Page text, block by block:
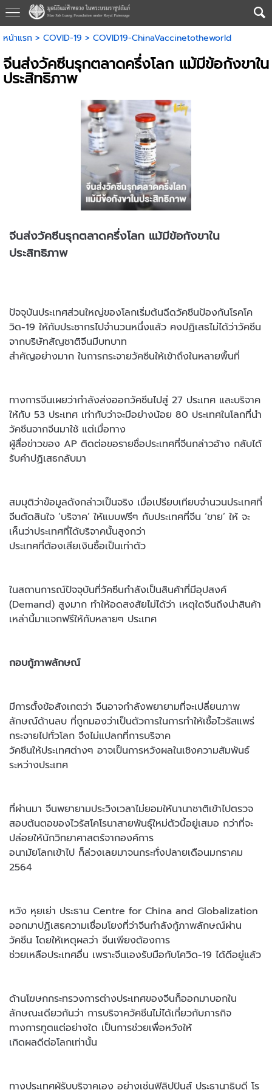
หน้าแรก > COVID-19 > COVID19-ChinaVaccinetotheworld
จีนส่งวัคซีนรุกตลาดครึ่งโลก แม้มีข้อกังขาใน
ประสิทธิภาพ
จีนส่งวัคซีนรุกตลาดครึ่งโลก แม้มีข้อกังขาใน
ประสิทธิภาพ
ปัจจุบันประเทศส่วนใหญ่ของโลกเริ่มต้นฉีดวัคซีนป้องกันโรคโค
วิด-19 ให้กับประชากรไปจำนวนหนึ่งแล้ว คงปฏิเสธไม่ได้ว่าวัคซีน
จากบริษัทสัญชาติจีนมีบทบาท
สำคัญอย่างมาก ในการกระจายวัคซีนให้เข้าถึงในหลายพื้นที่
ทางการจีนเผยว่ากำลังส่งออกวัคซีนไปสู่ 27 ประเทศ และบริจาค
ให้กับ 53 ประเทศ เท่ากับว่าจะมีอย่างน้อย 80 ประเทศในโลกที่นำ
วัคซีนจากจีนมาใช้ แต่เมื่อทาง
ผู้สื่อข่าวของ AP ติดต่อขอรายชื่อประเทศที่จีนกล่าวอ้าง กลับได้
รับคำปฏิเสธกลับมา
สมมุติว่าข้อมูลดังกล่าวเป็นจริง เมื่อเปรียบเทียบจำนวนประเทศที่
จีนตัดสินใจ ‘บริจาค’ ให้แบบฟรีๆ กับประเทศที่จีน ‘ขาย’ ให้ จะ
เห็นว่าประเทศที่ได้บริจาคนั้นสูงกว่า
ประเทศที่ต้องเสียเงินซื้อเป็นเท่าตัว
ในสถานการณ์ปัจจุบันที่วัคซีนกำลังเป็นสินค้าที่มีอุปสงค์
(Demand) สูงมาก ทำให้อดสงสัยไม่ได้ว่า เหตุใดจีนถึงนำสินค้า
เหล่านี้มาแจกฟรีให้กับหลายๆ ประเทศ
กอบกู้ภาพลักษณ์
มีการตั้งข้อสังเกตว่า จีนอาจกำลังพยายามที่จะเปลี่ยนภาพ
ลักษณ์ด้านลบ ที่ถูกมองว่าเป็นตัวการในการทำให้เชื้อไวรัสแพร่
กระจายไปทั่วโลก จึงไม่แปลกที่การบริจาค
วัคซีนให้ประเทศต่างๆ อาจเป็นการหวังผลในเชิงความสัมพันธ์
ระหว่างประเทศ
ที่ผ่านมา จีนพยายามประวิงเวลาไม่ยอมให้นานาชาติเข้าไปตรวจ
สอบต้นตอของไวรัสโคโรนาสายพันธุ์ใหม่ตัวนี้อยู่เสมอ กว่าที่จะ
ปล่อยให้นักวิทยาศาสตร์จากองค์การ
อนามัยโลกเข้าไป ก็ล่วงเลยมาจนกระทั่งปลายเดือนมกราคม
2564
หวัง หุยเย่า ประธาน Centre for China and Globalization
ออกมาปฏิเสธความเชื่อมโยงที่ว่าจีนกำลังกู้ภาพลักษณ์ผ่าน
วัคซีน โดยให้เหตุผลว่า จีนเพียงต้องการ
ช่วยเหลือประเทศอื่น เพราะจีนเองรับมือกับโควิด-19 ได้ดีอยู่แล้ว
ด้านโฆษกกระทรวงการต่างประเทศของจีนก็ออกมาบอกใน
ลักษณะเดียวกันว่า การบริจาควัคซีนไม่ได้เกี่ยวกับภารกิจ
ทางการทูตแต่อย่างใด เป็นการช่วยเพื่อหวังให้
เกิดผลดีต่อโลกเท่านั้น
ทางประเทศผู้รับบริจาคเอง อย่างเช่นฟิลิปปินส์ ประธานาธิบดี โร